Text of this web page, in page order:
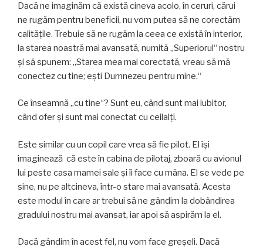
Dacă ne imaginăm că există cineva acolo, în ceruri, cărui
ne rugăm pentru beneficii, nu vom putea să ne corectăm
calităţile. Trebuie să ne rugăm la ceea ce există în interior,
la starea noastră mai avansată, numită „Superiorul“ nostru
și să spunem: „Starea mea mai corectată, vreau să mă
conectez cu tine; eşti Dumnezeu pentru mine.“
Ce înseamnă „cu tine“? Sunt eu, când sunt mai iubitor,
când ofer şi sunt mai conectat cu ceilalți.
Este similar cu un copil care vrea să fie pilot. El îşi
imaginează că este în cabina de pilotaj, zboară cu avionul
lui peste casa mamei sale şi îi face cu mâna. El se vede pe
sine, nu pe altcineva, într-o stare mai avansată. Acesta
este modul în care ar trebui să ne gândim la dobândirea
gradului nostru mai avansat, iar apoi să aspirăm la el.
Dacă gândim în acest fel, nu vom face greşeli. Dacă